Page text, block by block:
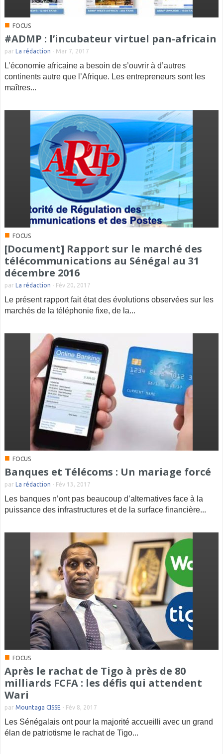
■ FOCUS
#ADMP : l’incubateur virtuel pan-africain
par La rédaction - Mar 7, 2017
L’économie africaine a besoin de s’ouvrir à d’autres
continents autre que l’Afrique. Les entrepreneurs sont les
maîtres...
■ FOCUS
[Document] Rapport sur le marché des
télécommunications au Sénégal au 31
décembre 2016
par La rédaction - Fév 20, 2017
Le présent rapport fait état des évolutions observées sur les
marchés de la téléphonie fixe, de la...
■ FOCUS
Banques et Télécoms : Un mariage forcé
par La rédaction - Fév 13, 2017
Les banques n’ont pas beaucoup d’alternatives face à la
puissance des infrastructures et de la surface financière...
■ FOCUS
Après le rachat de Tigo à près de 80
milliards FCFA : les défis qui attendent
Wari
par Mountaga CISSE - Fév 8, 2017
Les Sénégalais ont pour la majorité accueilli avec un grand
élan de patriotisme le rachat de Tigo...